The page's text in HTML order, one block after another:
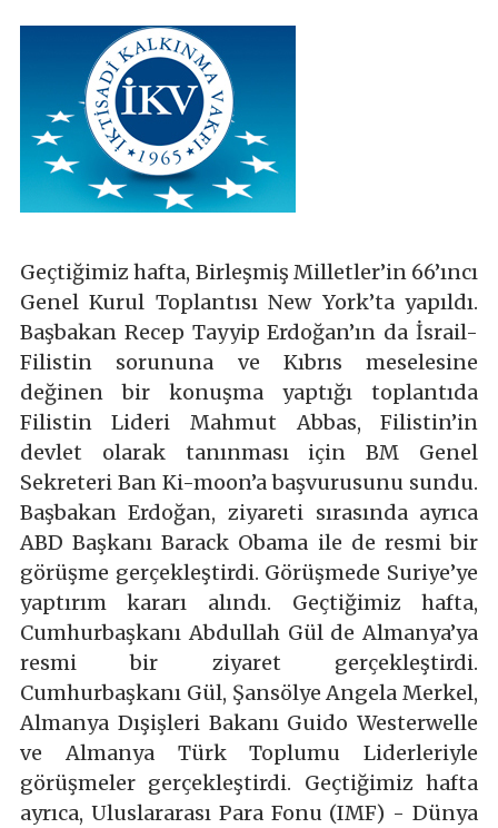
Geçtiğimiz hafta, Birleşmiş Milletler’in 66’ıncı
Genel Kurul Toplantısı New York’ta yapıldı.
Başbakan Recep Tayyip Erdoğan’ın da İsrail-
Filistin sorununa ve Kıbrıs meselesine
değinen bir konuşma yaptığı toplantıda
Filistin Lideri Mahmut Abbas, Filistin’in
devlet olarak tanınması için BM Genel
Sekreteri Ban Ki-moon’a başvurusunu sundu.
Başbakan Erdoğan, ziyareti sırasında ayrıca
ABD Başkanı Barack Obama ile de resmi bir
görüşme gerçekleştirdi. Görüşmede Suriye’ye
yaptırım kararı alındı. Geçtiğimiz hafta,
Cumhurbaşkanı Abdullah Gül de Almanya’ya
resmi bir ziyaret gerçekleştirdi.
Cumhurbaşkanı Gül, Şansölye Angela Merkel,
Almanya Dışişleri Bakanı Guido Westerwelle
ve Almanya Türk Toplumu Liderleriyle
görüşmeler gerçekleştirdi. Geçtiğimiz hafta
ayrıca, Uluslararası Para Fonu (IMF) - Dünya